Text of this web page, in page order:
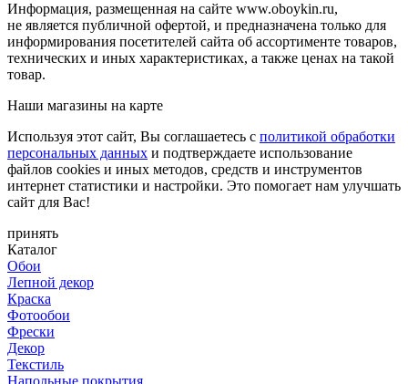
Информация, размещенная на сайте www.oboykin.ru,
не является публичной офертой, и предназначена только для
информирования посетителей сайта об ассортименте товаров,
технических и иных характеристиках, а также ценах на такой
товар.
Наши магазины на карте
Используя этот сайт, Вы соглашаетесь с политикой обработки
персональных данных и подтверждаете использование
файлов cookies и иных методов, средств и инструментов
интернет статистики и настройки. Это помогает нам улучшать
сайт для Вас!
принять
Каталог
Обои
Лепной декор
Краска
Фотообои
Фрески
Декор
Текстиль
Напольные покрытия